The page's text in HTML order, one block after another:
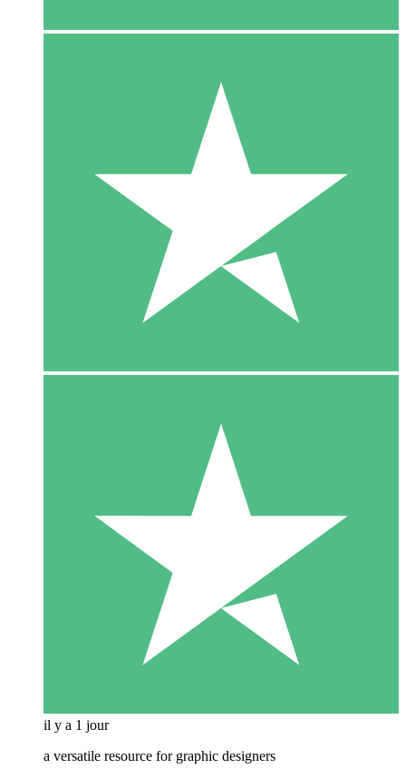
il y a 1 jour
a versatile resource for graphic designers